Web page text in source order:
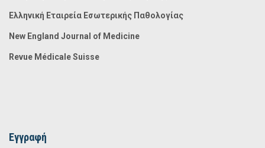
Ελληνική Εταιρεία Εσωτερικής Παθολογίας
New England Journal of Medicine
Revue Médicale Suisse
Εγγραφή